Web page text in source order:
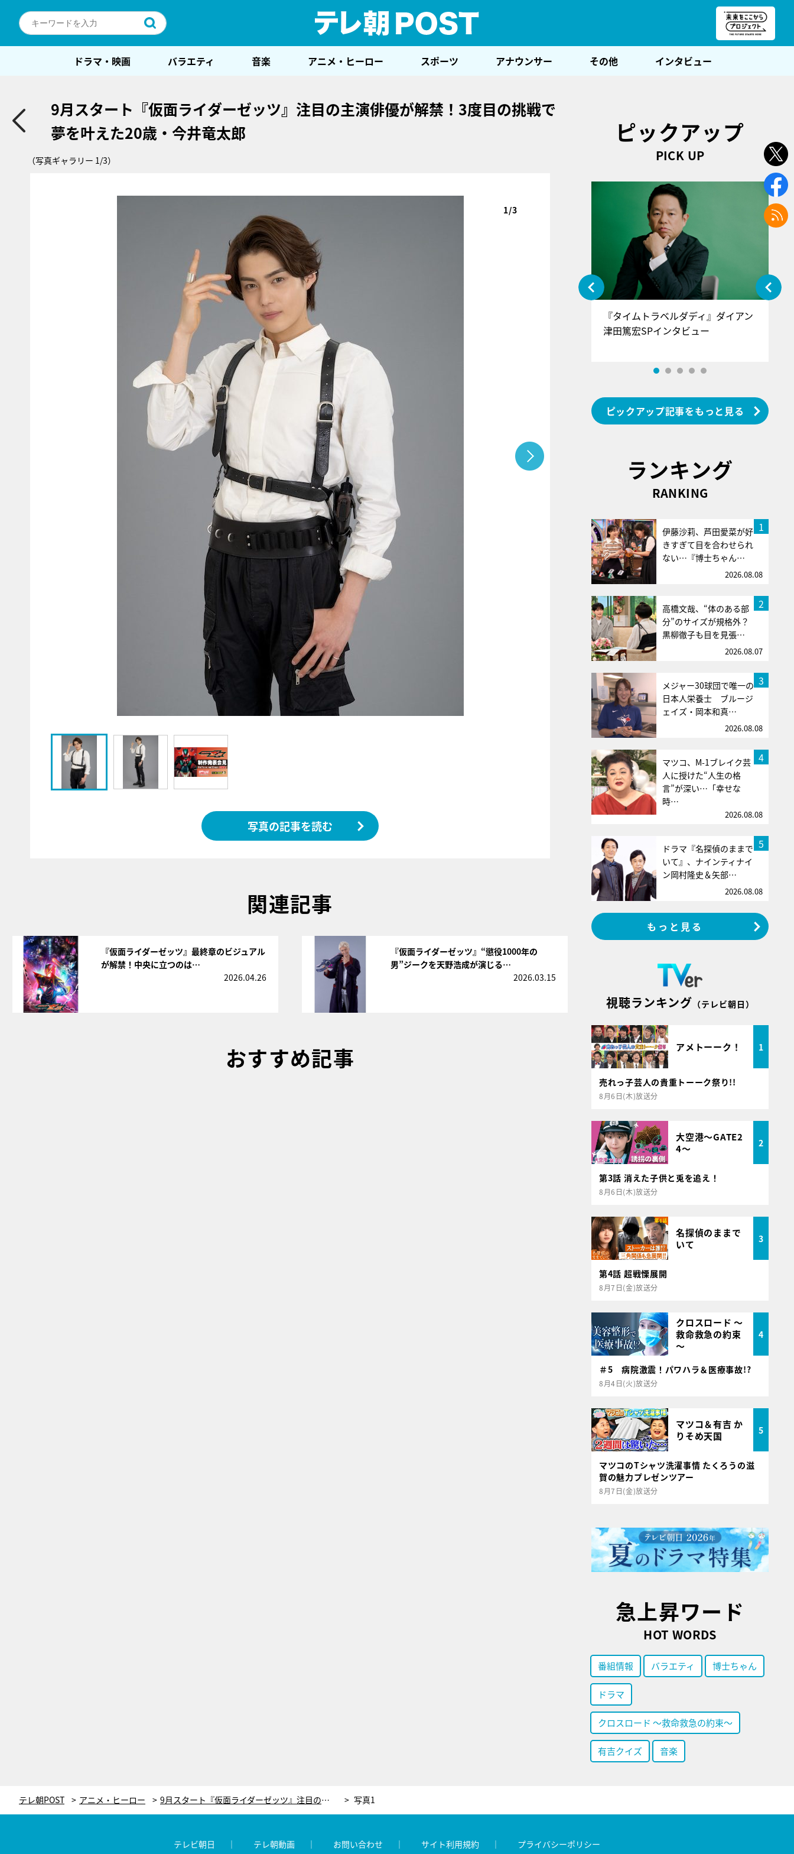
ドラマ・映画 バラエティ 音楽 アニメ・ヒーロー スポーツ アナウンサー その他 インタビュー
9月スタート『仮面ライダーゼッツ』注目の主演俳優が解禁！3度目の挑戦で
夢を叶えた20歳・今井竜太郎
（写真ギャラリー 1/3）
1/3
写真の記事を読む
関連記事
『仮面ライダーゼッツ』最終章のビジュアル
が解禁！中央に立つのは…
2026.04.26
『仮面ライダーゼッツ』“懲役1000年の
男”ジークを天野浩成が演じる…
2026.03.15
おすすめ記事
ピックアップ
PICK UP
『タイムトラベルダディ』ダイアン
津田篤宏SPインタビュー
ピックアップ記事をもっと見る
ランキング
RANKING
1
伊藤沙莉、芦田愛菜が好
きすぎて目を合わせられ
ない…『博士ちゃん…
2026.08.08
2
高橋文哉、“体のある部
分”のサイズが規格外？
黒柳徹子も目を見張…
2026.08.07
3
メジャー30球団で唯一の
日本人栄養士 ブルージ
ェイズ・岡本和真…
2026.08.08
4
マツコ、M-1ブレイク芸
人に授けた“人生の格
言”が深い…「幸せな
時…
2026.08.08
5
ドラマ『名探偵のままで
いて』、ナインティナイ
ン岡村隆史＆矢部…
2026.08.08
もっと見る
視聴ランキング （テレビ朝日）
アメトーーク！ 1
売れっ子芸人の貴重トーーク祭り!!
8月6日(木)放送分
大空港～GATE2
4～
2
第3話 消えた子供と兎を追え！
8月6日(木)放送分
名探偵のままで
いて
3
第4話 超戦慄展開
8月7日(金)放送分
クロスロード ～
救命救急の約束
～
4
＃5 病院激震！パワハラ＆医療事故!?
8月4日(火)放送分
マツコ＆有吉 か
りそめ天国
5
マツコのTシャツ洗濯事情 たくろうの滋
賀の魅力プレゼンツアー
8月7日(金)放送分
急上昇ワード
HOT WORDS
番組情報 バラエティ 博士ちゃん
ドラマ
クロスロード ～救命救急の約束～
有吉クイズ 音楽
テレ朝POST アニメ・ヒーロー 9月スタート『仮面ライダーゼッツ』注目の主演俳優が解禁！3度目の挑戦で夢を叶えた20歳・今井竜太郎 写真1
テレビ朝日 テレ朝動画 お問い合わせ サイト利用規約 プライバシーポリシー